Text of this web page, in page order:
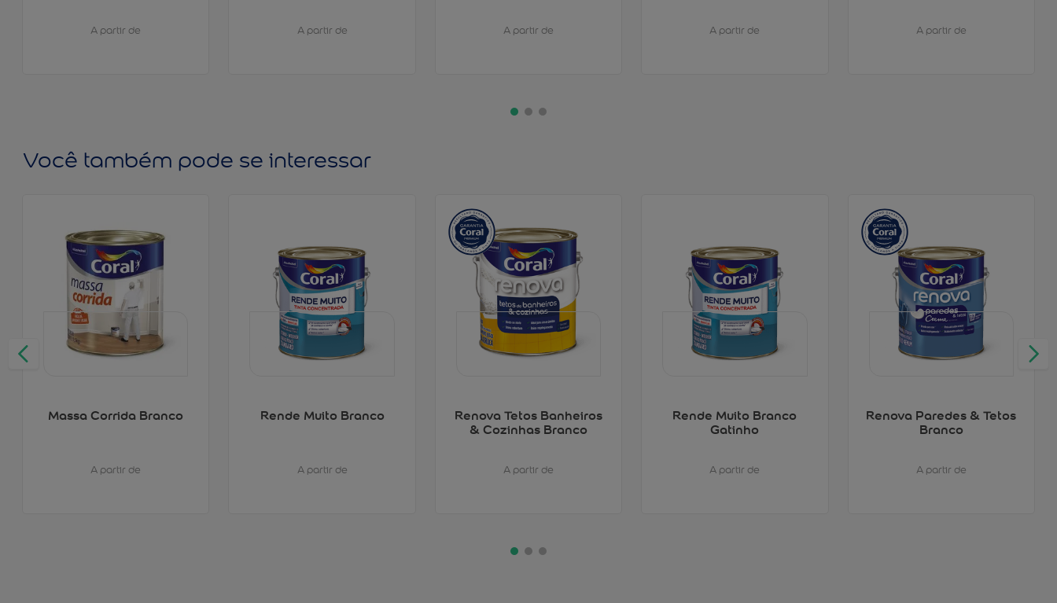
A partir de A partir de A partir de A partir de A partir de
Você também pode se interessar
Massa Corrida Branco
A partir de
Rende Muito Branco
A partir de
Renova Tetos Banheiros
& Cozinhas Branco
A partir de
Rende Muito Branco
Gatinho
A partir de
Renova Paredes & Tetos
Branco
A partir de